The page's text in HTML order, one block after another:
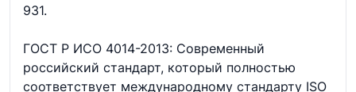
931.
ГОСТ Р ИСО 4014-2013: Современный
российский стандарт, который полностью
соответствует международному стандарту ISO